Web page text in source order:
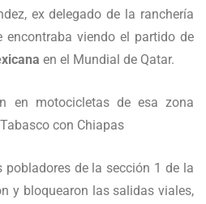
ex delegado de la ranchería
encontraba viendo el partido de
en el Mundial de Qatar.
en motocicletas de esa zona
con Chiapas
de la sección 1 de la
y bloquearon las salidas viales,